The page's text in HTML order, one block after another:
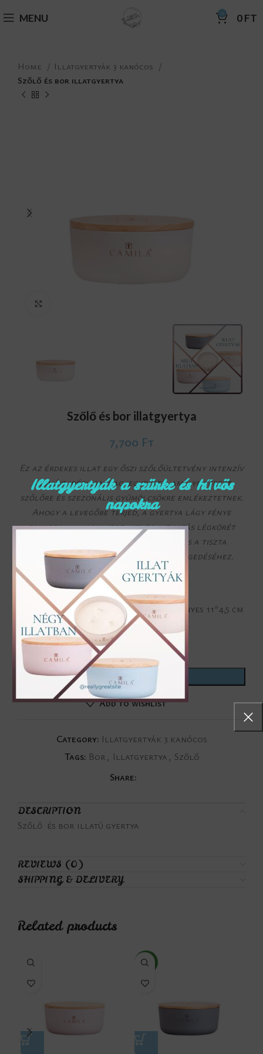
Illatgyertyák a szürke és hűvös
napokra
MENU 0 0FT
Home
Illatgyertyák 3 kanócos
Szőlő és bor illatgyertya
Szőlő és bor illatgyertya
7,700 Ft
Ez az érdekes illat egy őszi szőlőültetvény intenzív
aromáit idézi, gazdag jegyekkel, amelyek érett
szőlőre és szezonális gyümölcsökre emlékeztetnek.
Ahogy a levegőbe terjed, a gyertya lágy fénye
fokozza a hangulatot, meleg intimitás légkörét
teremtve, tökéletes a pihenéshez és a tiszta
érzékszervi öröm pillanatainak átengedéséhez.
170 gramm, kb. 17 óra illatélmény igényes 11*4,5 cm
üvegtálban fa tetővel.
ADD TO CART
Add to wishlist
Category: Illatgyertyák 3 kanócos
Tags: Bor , Illatgyertya , Szőlő
Share:
DESCRIPTION
Szőlő és bor illatú gyertya
REVIEWS (0)
SHIPPING & DELIVERY
Related products
NEW